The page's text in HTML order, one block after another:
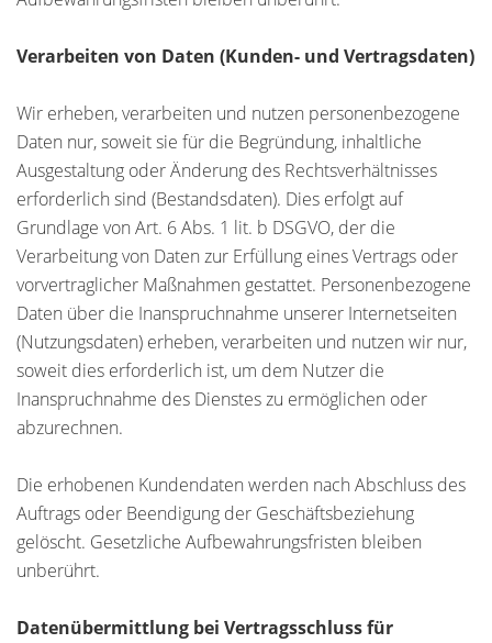
Verarbeiten von Daten (Kunden- und Vertragsdaten)
Wir erheben, verarbeiten und nutzen personenbezogene
Daten nur, soweit sie für die Begründung, inhaltliche
Ausgestaltung oder Änderung des Rechtsverhältnisses
erforderlich sind (Bestandsdaten). Dies erfolgt auf
Grundlage von Art. 6 Abs. 1 lit. b DSGVO, der die
Verarbeitung von Daten zur Erfüllung eines Vertrags oder
vorvertraglicher Maßnahmen gestattet. Personenbezogene
Daten über die Inanspruchnahme unserer Internetseiten
(Nutzungsdaten) erheben, verarbeiten und nutzen wir nur,
soweit dies erforderlich ist, um dem Nutzer die
Inanspruchnahme des Dienstes zu ermöglichen oder
abzurechnen.
Die erhobenen Kundendaten werden nach Abschluss des
Auftrags oder Beendigung der Geschäftsbeziehung
gelöscht. Gesetzliche Aufbewahrungsfristen bleiben
unberührt.
Datenübermittlung bei Vertragsschluss für